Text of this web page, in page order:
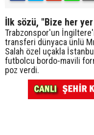
İlk sözü, "Bize her
Trabzonspor'un
transferi dünyaca ünlü
Salah özel uçakla
futbolcu bordo-mavili
poz verdi.